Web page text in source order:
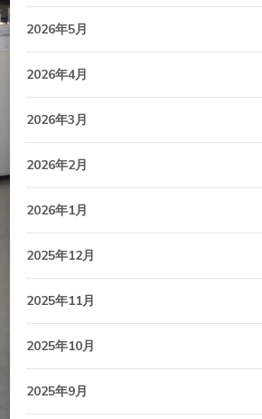
2026年5月
2026年4月
2026年3月
2026年2月
2026年1月
2025年12月
2025年11月
2025年10月
2025年9月